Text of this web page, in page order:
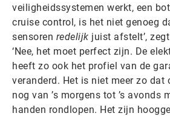
veiligheidssystemen werkt, een
cruise control, is het niet genoeg
sensoren redelijk juist afstelt’,
‘Nee, het moet perfect zijn. De
heeft zo ook het profiel van de
veranderd. Het is niet meer zo dat
nog van ’s morgens tot ’s avonds
handen rondlopen. Het zijn